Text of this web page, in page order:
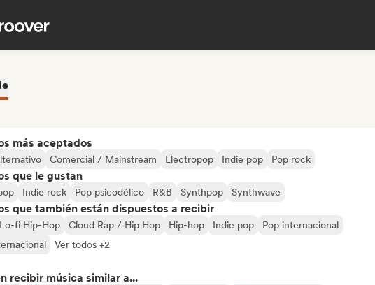
más aceptados
Comercial / Mainstream Electropop Indie pop Pop rock
que le gustan
Indie rock Pop psicodélico R&B Synthpop Synthwave
que también están dispuestos a recibir
fi Hip-Hop Cloud Rap / Hip Hop Hip-hop Indie pop
Pop internacional
Ver todos +2
recibir música similar a...